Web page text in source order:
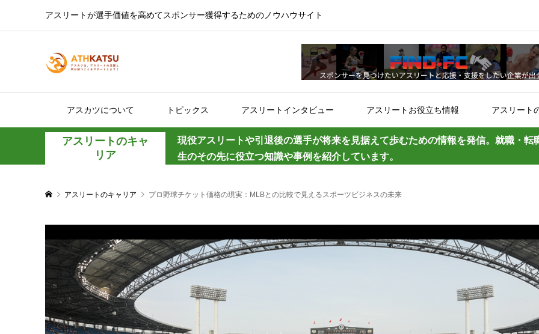
アスリートが選手価値を高めてスポンサー獲得するためのノウハウサイト
アスカツについて トピックス アスリートインタビュー アスリートお役立ち情報 アスリート
アスリートのキャ
リア
現役アスリートや引退後の選手が将来を見据えて歩むための情報を発信。就職・
生のその先に役立つ知識や事例を紹介しています。
アスリートのキャリア プロ野球チケット価格の現実：MLBとの比較で見えるスポーツビジネスの未来